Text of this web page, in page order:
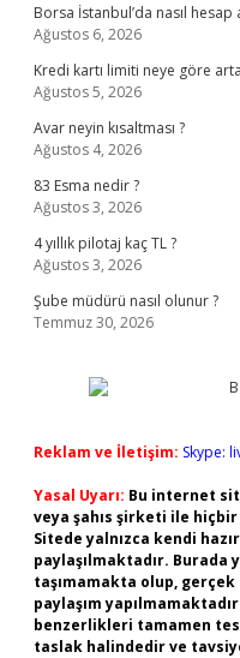
Borsa İstanbul’da nasıl hesap
Ağustos 6, 2026
Kredi kartı limiti neye göre
Ağustos 5, 2026
Avar neyin kısaltması ?
Ağustos 4, 2026
83 Esma nedir ?
Ağustos 3, 2026
4 yıllık pilotaj kaç TL ?
Ağustos 3, 2026
Şube müdürü nasıl olunur ?
Temmuz 30, 2026
Reklam ve İletişim: Skype:
Yasal Uyarı: Bu internet
veya şahıs şirketi ile
Sitede yalnızca kendi
paylaşılmaktadır.
taşımamakta olup,
paylaşım
benzerlikleri tamamen
taslak halindedir ve